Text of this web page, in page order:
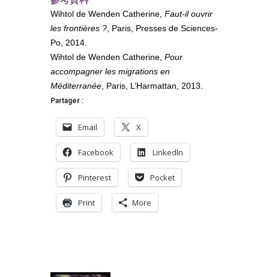
Wihtol de Wenden Catherine, Faut-il ouvrir
les frontières ? , Paris, Presses de Sciences-
Po, 2014.
Wihtol de Wenden Catherine, Pour
accompagner les migrations en
Méditerranée , Paris, L’Harmattan, 2013.
Partager :
Email X
Facebook LinkedIn
Pinterest Pocket
Print More